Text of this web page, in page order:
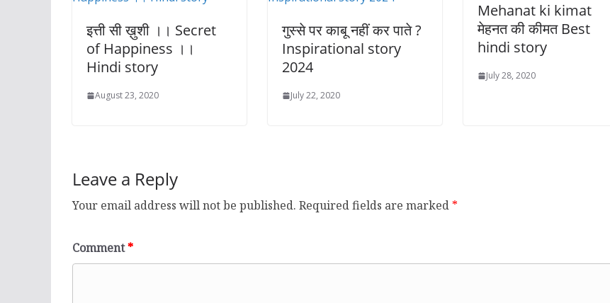
इत्ती सी ख़ुशी ।। Secret
of Happiness ।।
Hindi story
August 23, 2020
गुस्से पर काबू नहीं कर पाते ?
Inspirational story
2024
July 22, 2020
Mehanat ki kimat
मेहनत की कीमत Best
hindi story
July 28, 2020
Leave a Reply
Your email address will not be published. Required fields are marked *
Comment*